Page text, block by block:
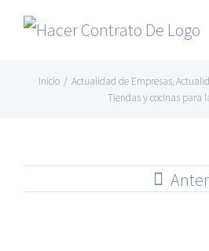
Skip
Inicio / Actualidad de Empresas,
Tiendas y cocinas para